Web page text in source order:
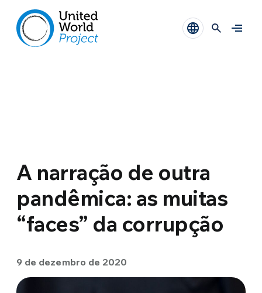
A narração de outra
pandêmica: as muitas
“faces” da corrupção
9 de dezembro de 2020